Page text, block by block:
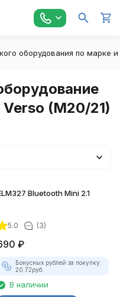
оборудования по марке
(M20/21)
Bluetooth Mini 2.1
5.0 (3)
₽
Бонусных рублей за покупку:
20.72руб.
В наличии